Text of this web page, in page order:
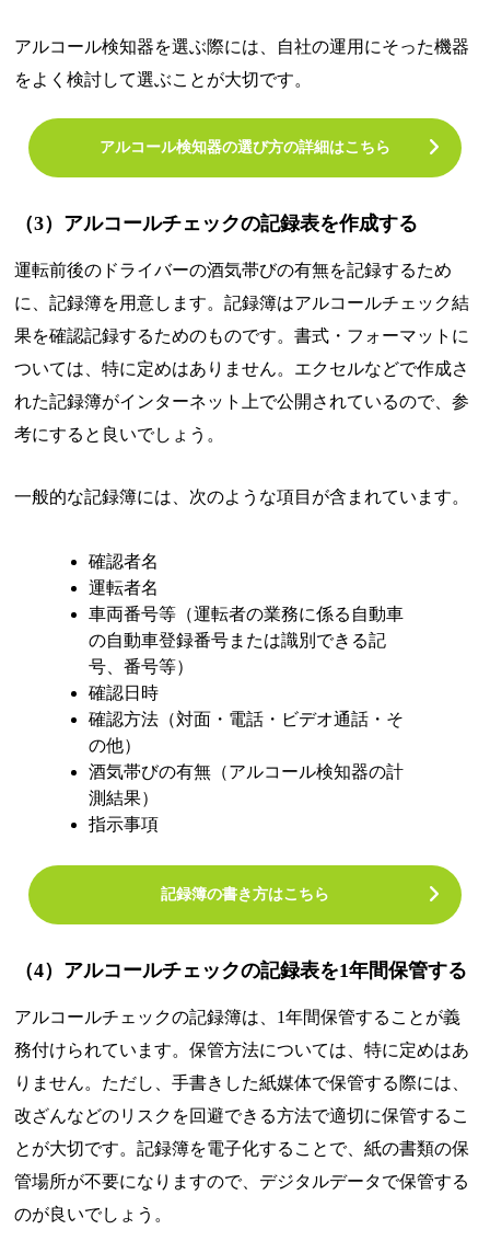
アルコール検知器を選ぶ際には、自社の運用にそった機器
をよく検討して選ぶことが大切です。
アルコール検知器の選び方の詳細はこちら
（3）アルコールチェックの記録表を作成する
運転前後のドライバーの酒気帯びの有無を記録するため
に、記録簿を用意します。記録簿はアルコールチェック結
果を確認記録するためのものです。書式・フォーマットに
ついては、特に定めはありません。エクセルなどで作成さ
れた記録簿がインターネット上で公開されているので、参
考にすると良いでしょう。
一般的な記録簿には、次のような項目が含まれています。
確認者名
運転者名
車両番号等（運転者の業務に係る自動車
の自動車登録番号または識別できる記
号、番号等）
確認日時
確認方法（対面・電話・ビデオ通話・そ
の他）
酒気帯びの有無（アルコール検知器の計
測結果）
指示事項
記録簿の書き方はこちら
（4）アルコールチェックの記録表を1年間保管する
アルコールチェックの記録簿は、1年間保管することが義
務付けられています。保管方法については、特に定めはあ
りません。ただし、手書きした紙媒体で保管する際には、
改ざんなどのリスクを回避できる方法で適切に保管するこ
とが大切です。記録簿を電子化することで、紙の書類の保
管場所が不要になりますので、デジタルデータで保管する
のが良いでしょう。